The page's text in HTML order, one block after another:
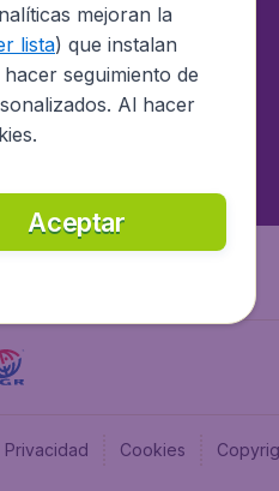
Flugladen.de
BudgetAir.fr
Privacidad Cookies
mejoran la
lista) que instalan
seguimiento de
Al hacer
Aceptar